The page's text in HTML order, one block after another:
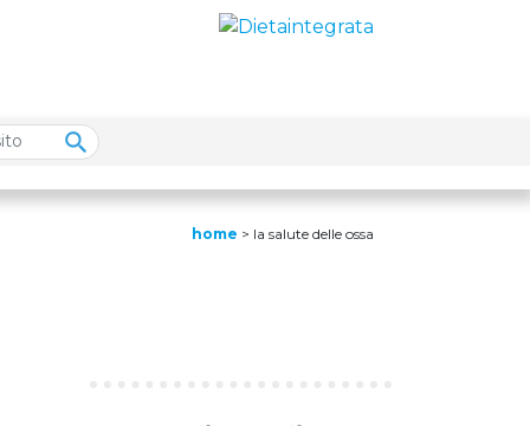
home > la salute delle ossa